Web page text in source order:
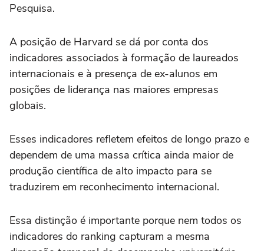
Pesquisa.
A posição de Harvard se dá por conta dos
indicadores associados à formação de laureados
internacionais e à presença de ex-alunos em
posições de liderança nas maiores empresas
globais.
Esses indicadores refletem efeitos de longo prazo e
dependem de uma massa crítica ainda maior de
produção científica de alto impacto para se
traduzirem em reconhecimento internacional.
Essa distinção é importante porque nem todos os
indicadores do ranking capturam a mesma